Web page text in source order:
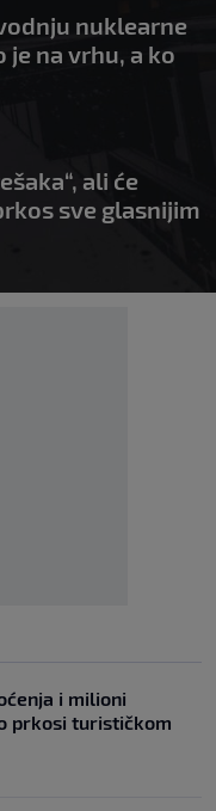
nuklearne
je na vrhu, a ko
ali će
sve glasnijim
i milioni
prkosi turističkom